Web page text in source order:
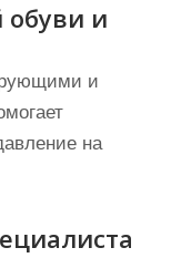
обуви и
и
на